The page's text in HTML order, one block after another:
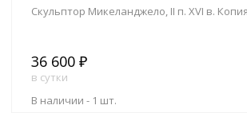
Скульптор Микеланджело, II п. XVI в.
36 600 ₽
в сутки
В наличии - 1 шт.